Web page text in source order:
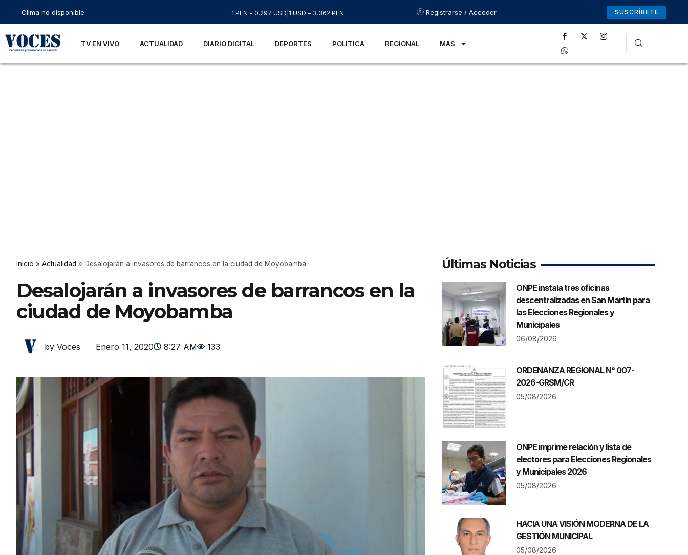
Clima no disponible 1 PEN = 0.297 USD 1 USD = 3.362 PEN Registrarse / Acceder SUSCRÍBETE
TV EN VIVO ACTUALIDAD DIARIO DIGITAL DEPORTES POLÍTICA REGIONAL MÁS
Inicio » Actualidad » Desalojarán a invasores de barrancos en la ciudad de Moyobamba
Desalojarán a invasores de barrancos en la
ciudad de Moyobamba
by Voces Enero 11, 2020 8:27 AM 133
Últimas Noticias
ONPE instala tres oficinas
descentralizadas en San Martín para
las Elecciones Regionales y
Municipales
06/08/2026
ORDENANZA REGIONAL N° 007-
2026-GRSM/CR
05/08/2026
ONPE imprime relación y lista de
electores para Elecciones Regionales
y Municipales 2026
05/08/2026
HACIA UNA VISIÓN MODERNA DE LA
GESTIÓN MUNICIPAL
05/08/2026